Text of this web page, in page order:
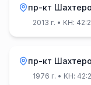
пр-кт
2013 г. • КН:
пр-кт
1976 г. • КН: